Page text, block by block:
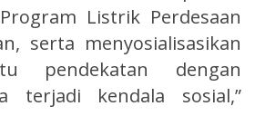
Listrik Perdesaan
serta menyosialisasikan
pendekatan dengan
terjadi kendala sosial,”